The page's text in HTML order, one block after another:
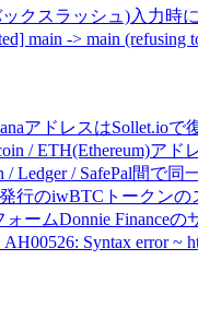
クスラッシュ)入力時
main -> main
アドレスはSollet.ioで
/ ETH(Ethereum)ア
/ Ledger / SafePal間で
発行のiwBTCトークン
ォームDonnie Finance
Syntax error ~